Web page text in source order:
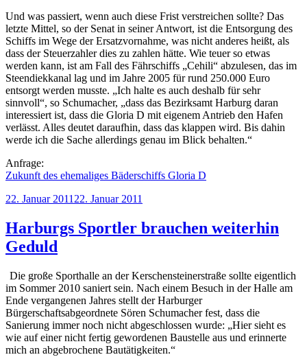
Und was passiert, wenn auch diese Frist verstreichen sollte? Das
letzte Mittel, so der Senat in seiner Antwort, ist die Entsorgung des
Schiffs im Wege der Ersatzvornahme, was nicht anderes heißt, als
dass der Steuerzahler dies zu zahlen hätte. Wie teuer so etwas
werden kann, ist am Fall des Fährschiffs „Cehili“ abzulesen, das im
Steendiekkanal lag und im Jahre 2005 für rund 250.000 Euro
entsorgt werden musste. „Ich halte es auch deshalb für sehr
sinnvoll“, so Schumacher, „dass das Bezirksamt Harburg daran
interessiert ist, dass die Gloria D mit eigenem Antrieb den Hafen
verlässt. Alles deutet daraufhin, dass das klappen wird. Bis dahin
werde ich die Sache allerdings genau im Blick behalten.“
Anfrage:
Zukunft des ehemaliges Bäderschiffs Gloria D
Veröffentlicht
22. Januar 2011 22. Januar 2011
Harburgs Sportler brauchen weiterhin
Geduld
Die große Sporthalle an der Kerschensteinerstraße sollte eigentlich
im Sommer 2010 saniert sein. Nach einem Besuch in der Halle am
Ende vergangenen Jahres stellt der Harburger
Bürgerschaftsabgeordnete Sören Schumacher fest, dass die
Sanierung immer noch nicht abgeschlossen wurde: „Hier sieht es
wie auf einer nicht fertig gewordenen Baustelle aus und erinnerte
mich an abgebrochene Bautätigkeiten.“